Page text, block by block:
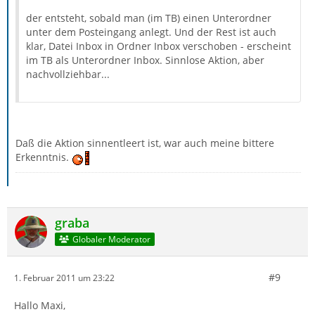
der entsteht, sobald man (im TB) einen Unterordner
unter dem Posteingang anlegt. Und der Rest ist auch
klar, Datei Inbox in Ordner Inbox verschoben - erscheint
im TB als Unterordner Inbox. Sinnlose Aktion, aber
nachvollziehbar...
Daß die Aktion sinnentleert ist, war auch meine bittere
Erkenntnis.
graba
Globaler Moderator
1. Februar 2011 um 23:22 #9
Hallo Maxi,